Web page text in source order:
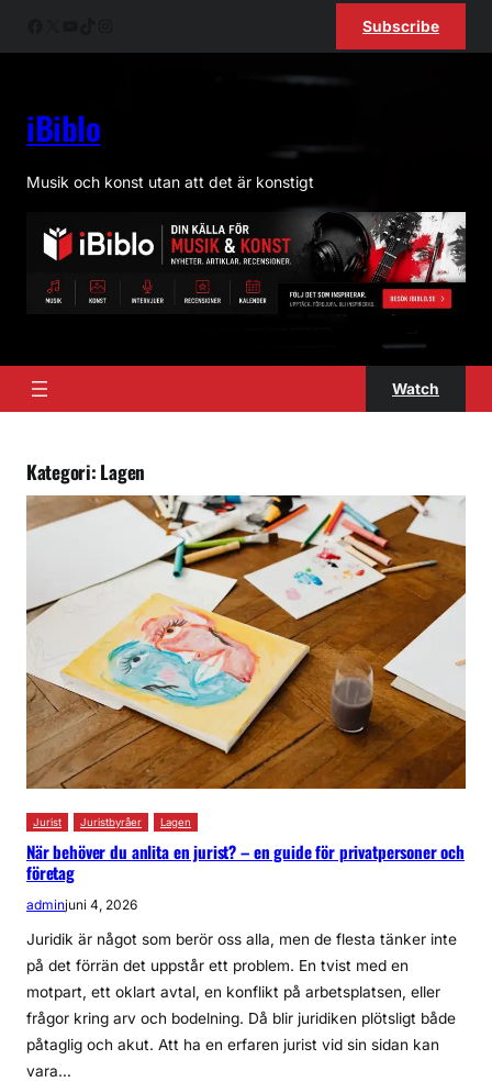
Subscribe
iBiblo
Musik och konst utan att det är konstigt
Watch
Kategori: Lagen
Jurist Juristbyråer Lagen
När behöver du anlita en jurist? – en guide för privatpersoner och
företag
adminjuni 4, 2026
Juridik är något som berör oss alla, men de flesta tänker inte
på det förrän det uppstår ett problem. En tvist med en
motpart, ett oklart avtal, en konflikt på arbetsplatsen, eller
frågor kring arv och bodelning. Då blir juridiken plötsligt både
påtaglig och akut. Att ha en erfaren jurist vid sin sidan kan
vara…